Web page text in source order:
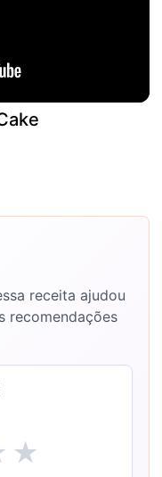
receita ajudou
recomendações
★